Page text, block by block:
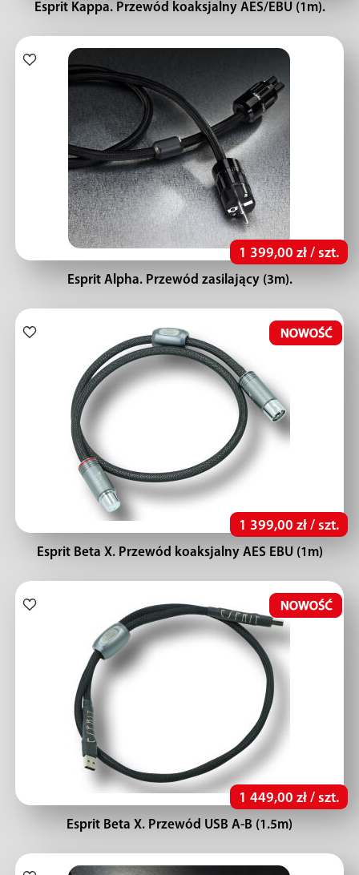
Esprit Kappa. Przewód koaksjalny AES/EBU (1m).
1 399,00 zł / szt.
Esprit Alpha. Przewód zasilający (3m).
1 399,00 zł / szt.
Esprit Beta X. Przewód koaksjalny AES EBU (1m)
1 449,00 zł / szt.
Esprit Beta X. Przewód USB A-B (1.5m)